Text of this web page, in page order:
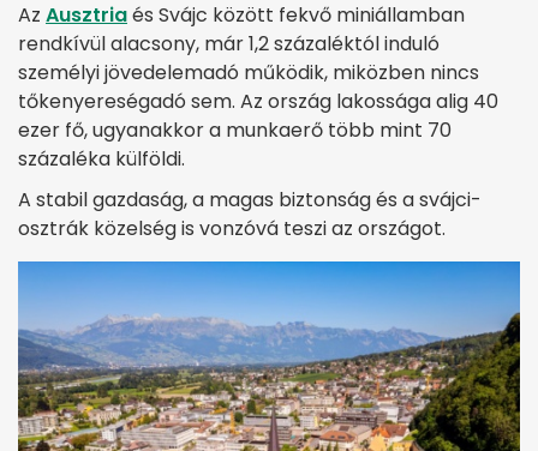
Az Ausztriaés Svájc között fekvő miniállamban
rendkívül alacsony, már 1,2 százaléktól induló
személyi jövedelemadó működik, miközben nincs
tőkenyereségadó sem. Az ország lakossága alig 40
ezer fő, ugyanakkor a munkaerő több mint 70
százaléka külföldi.
A stabil gazdaság, a magas biztonság és a svájci-
osztrák közelség is vonzóvá teszi az országot.